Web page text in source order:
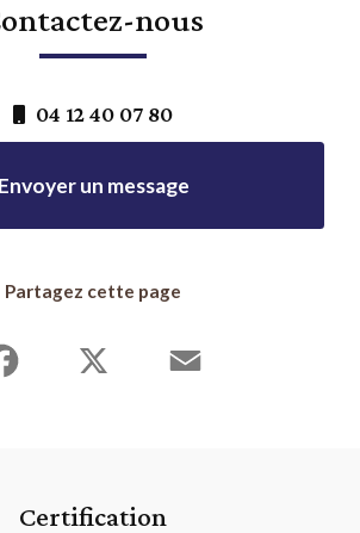
nous
04 12 40 07 80
Envoyer un message
Partagez cette page
Certification